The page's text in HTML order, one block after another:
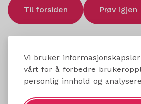
Vi bruker
vårt for å forbedre
personlig innhold og
Til forsiden Prøv igjen